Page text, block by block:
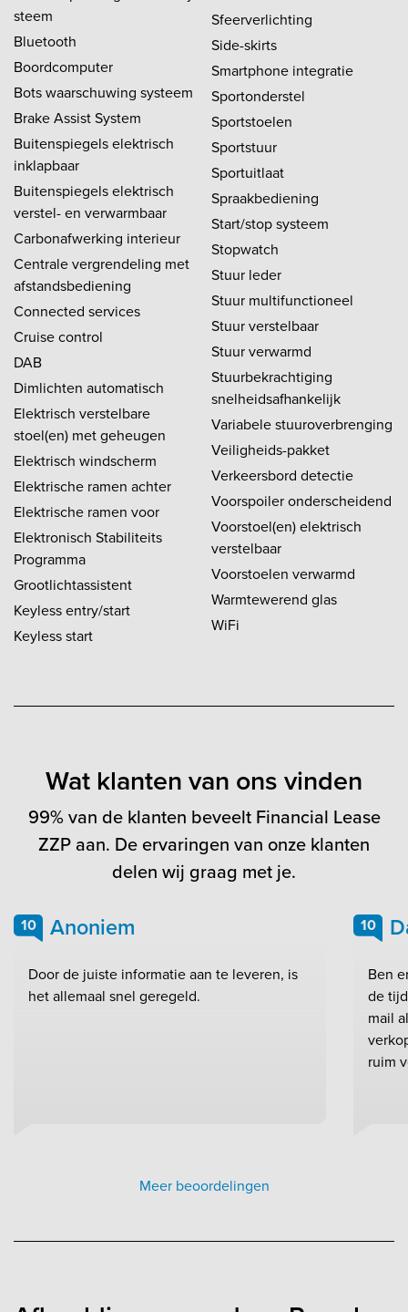
steem
Bluetooth
Boordcomputer
Bots waarschuwing systeem
Brake Assist System
Buitenspiegels elektrisch
inklapbaar
Buitenspiegels elektrisch
verstel- en verwarmbaar
Carbonafwerking interieur
Centrale vergrendeling met
afstandsbediening
Connected services
Cruise control
DAB
Dimlichten automatisch
Elektrisch verstelbare
stoel(en) met geheugen
Elektrisch windscherm
Elektrische ramen achter
Elektrische ramen voor
Elektronisch Stabiliteits
Programma
Grootlichtassistent
Keyless entry/start
Keyless start
Sfeerverlichting
Side-skirts
Smartphone integratie
Sportonderstel
Sportstoelen
Sportstuur
Sportuitlaat
Spraakbediening
Start/stop systeem
Stopwatch
Stuur leder
Stuur multifunctioneel
Stuur verstelbaar
Stuur verwarmd
Stuurbekrachtiging
snelheidsafhankelijk
Variabele stuuroverbrenging
Veiligheids-pakket
Verkeersbord detectie
Voorspoiler onderscheidend
Voorstoel(en) elektrisch
verstelbaar
Voorstoelen verwarmd
Warmtewerend glas
WiFi
Wat klanten van ons vinden
99% van de klanten beveelt Financial Lease
ZZP aan. De ervaringen van onze klanten
delen wij graag met je.
10 Anoniem
Door de juiste informatie aan te leveren, is
het allemaal snel geregeld.
10
Ben
de
mail
ruim
Meer beoordelingen